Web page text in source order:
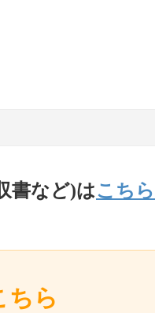
書など)はこちら
ちら